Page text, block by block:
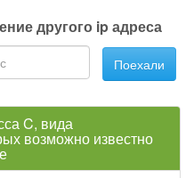
другого ip адреса
Поехали
C, вида
возможно известно